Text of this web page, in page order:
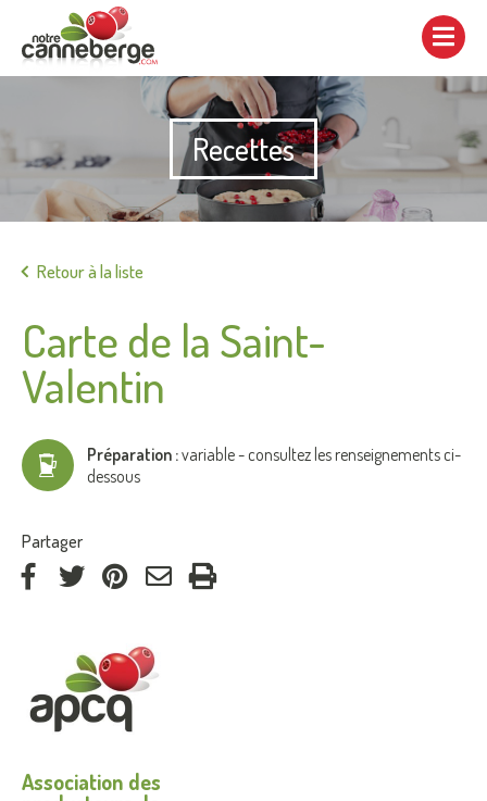
Afficher/cacher
navigation
Recettes
Retour à la liste
Carte de la Saint-
Valentin
Préparation :variable - consultez les renseignements ci-
dessous
Partager:
Association des